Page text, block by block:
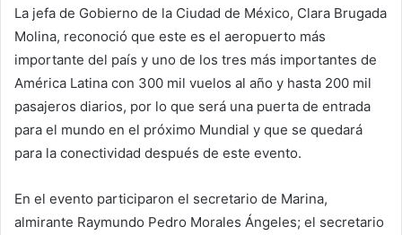
La jefa de Gobierno de la Ciudad de México, Clara Brugada
Molina, reconoció que este es el aeropuerto más
importante del país y uno de los tres más importantes de
América Latina con 300 mil vuelos al año y hasta 200 mil
pasajeros diarios, por lo que será una puerta de entrada
para el mundo en el próximo Mundial y que se quedará
para la conectividad después de este evento.
En el evento participaron el secretario de Marina,
almirante Raymundo Pedro Morales Ángeles; el secretario